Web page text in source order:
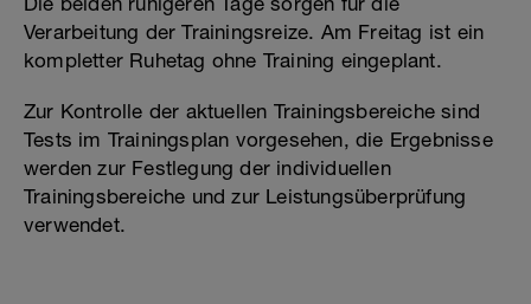
Verarbeitung der Trainingsreize. Am Freitag ist ein
kompletter Ruhetag ohne Training eingeplant.
Zur Kontrolle der aktuellen Trainingsbereiche sind
Tests im Trainingsplan vorgesehen, die Ergebnisse
werden zur Festlegung der individuellen
Trainingsbereiche und zur Leistungsüberprüfung
verwendet.